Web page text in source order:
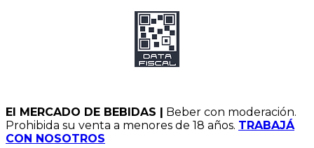
El MERCADO DE BEBIDAS | Beber con moderación.
Prohibida su venta a menores de 18 años. TRABAJÁ
CON NOSOTR​OS